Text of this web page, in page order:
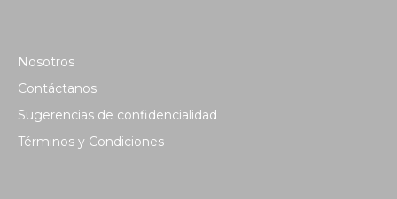
Nosotros
Contáctanos
Sugerencias de confidencialidad
Términos y Condiciones